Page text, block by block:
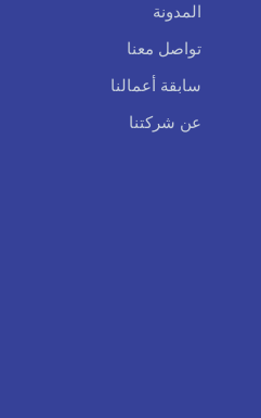
المدونة
تواصل معنا
سابقة أعمالنا
عن شركتنا